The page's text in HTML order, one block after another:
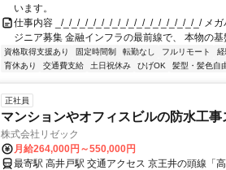
います。
仕事内容 _/_/_/_/_/_/_/_/_/_/_/_/_/_/_/_/_/_/ メ
ジニア募集 金融インフラの最前線で、 本物の
資格取得支援あり 固定時間制 転勤なし フルリモート
育休あり
交通費支給 土日祝休み ひげOK 髪型・髪色自
正社員
マンションやオフィスビルの防水工事
株式会社リゼック
月給264,000円～550,000円
最寄駅 高井戸駅 交通アクセス 京王井の頭線「高井戸駅」より徒歩13分 ・車通勤